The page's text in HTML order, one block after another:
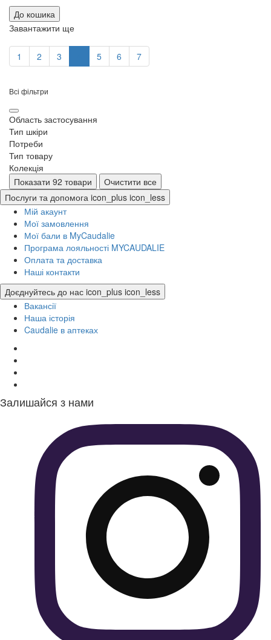
До кошика
Завантажити ще
1 2 3 5 6 7
Всі фільтри
Область застосування
Тип шкіри
Потреби
Тип товару
Колекція
Показати 92 товари
Очистити все
Послуги та допомога icon_plus icon_less
Мій акаунт
Мої замовлення
Мої бали в MyCaudalie
Програма лояльності MYCAUDALIE
Оплата та доставка
Наші контакти
Доєднуйтесь до нас icon_plus icon_less
Вакансії
Наша історія
Caudalie в аптеках
Залишайся з нами